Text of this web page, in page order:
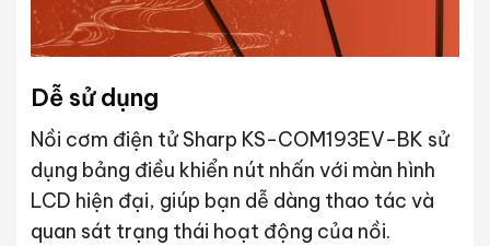
Dễ sử dụng
Nồi cơm điện tử Sharp KS-COM193EV-BK sử
dụng bảng điều khiển nút nhấn với màn hình
LCD hiện đại, giúp bạn dễ dàng thao tác và
quan sát trạng thái hoạt động của nồi.